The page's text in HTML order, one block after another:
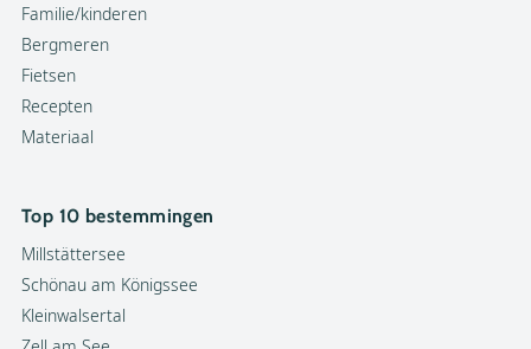
Familie/kinderen
Bergmeren
Fietsen
Recepten
Materiaal
Top 10 bestemmingen
Millstättersee
Schönau am Königssee
Kleinwalsertal